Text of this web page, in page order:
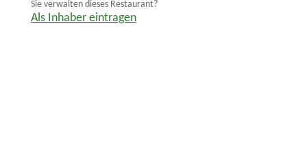
Sie verwalten dieses Restaurant?
Als Inhaber eintragen